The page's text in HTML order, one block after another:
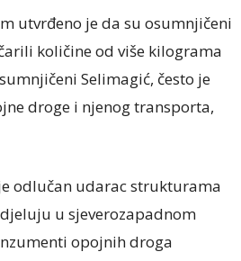
utvrđeno je da su osumnjičeni
količine od više kilograma
Selimagić, često je
droge i njenog transporta,
odlučan udarac strukturama
u sjeverozapadnom
opojnih droga